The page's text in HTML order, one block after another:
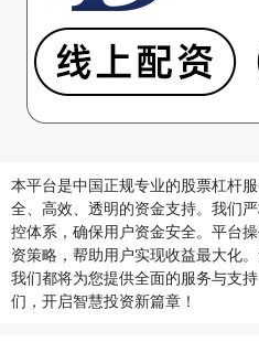
本平台是中国正规专业的股票杠杆
全、高效、透明的资金支持。我们
控体系，确保用户资金安全。平台
资策略，帮助用户实现收益最大化
我们都将为您提供全面的服务与支
们，开启智慧投资新篇章！